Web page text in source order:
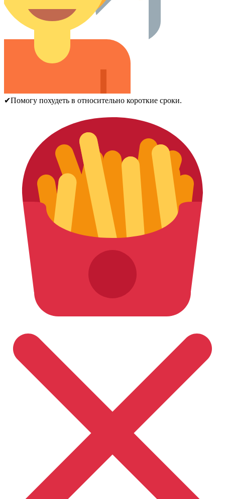
✔Помогу похудеть в относительно короткие сроки.